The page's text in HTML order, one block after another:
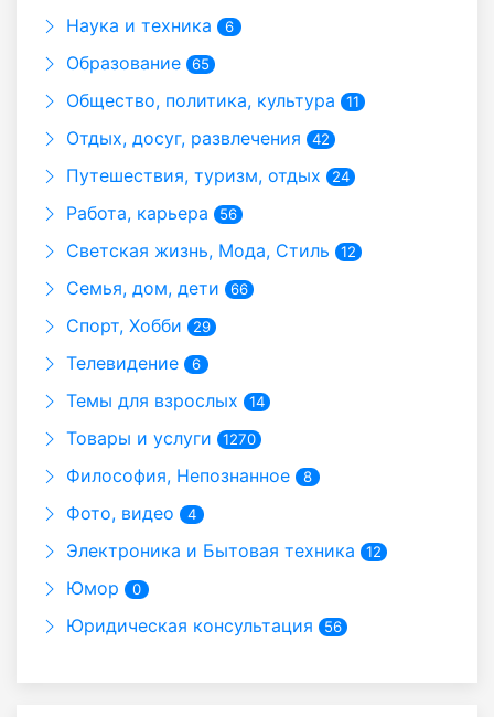
Наука и техника 6
Образование 65
Общество, политика, культура 11
Отдых, досуг, развлечения 42
Путешествия, туризм, отдых 24
Работа, карьера 56
Светская жизнь, Мода, Стиль 12
Семья, дом, дети 66
Спорт, Хобби 29
Телевидение 6
Темы для взрослых 14
Товары и услуги 1270
Философия, Непознанное 8
Фото, видео 4
Электроника и Бытовая техника 12
Юмор 0
Юридическая консультация 56